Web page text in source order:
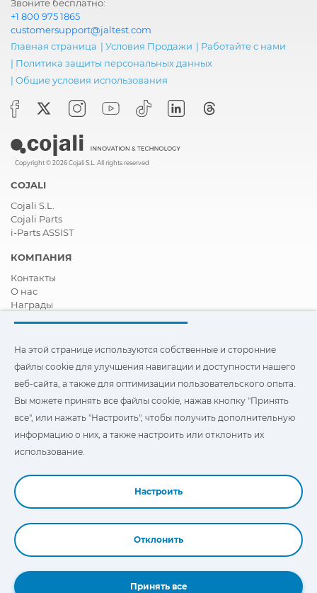
Звоните бесплатно:
+1 800 975 1865
customersupport@jaltest.com
Главная страница | Условия Продажи | Работайте с нами
| Политика защиты персональных данных
| Общие условия использования
Copyright © 2026 Cojali S.L. All rights reserved
COJALI
Cojali S.L.
Cojali Parts
i-Parts ASSIST
КОМПАНИЯ
Контакты
О нас
Награды
Стать дистрибьютором
Видео
FAQ - ЧАСТО ЗАДАВАЕМЫЕ ВОПРОСЫ
Чтобы улучшить навигацию и доступ, а также
оптимизировать взаимодействие с пользователем, на этом
сайте используются наши собственные и сторонние файлы
"Cookies". Вы можете нажать на
отказаться от их использования.
На этой странице используются собственные и сторонние
файлы cookie для улучшения навигации и доступности нашего
веб-сайта, а также для оптимизации пользовательского опыта.
Вы можете принять все файлы cookie, нажав кнопку "Принять
все", или нажать "Настроить", чтобы получить дополнительную
информацию о них, а также настроить или отклонить их
использование.
Настроить
Отклонить
Принять все